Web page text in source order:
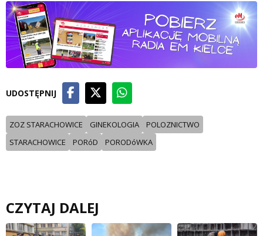
UDOSTĘPNIJ
ZOZ STARACHOWICE GINEKOLOGIA
POLOZNICTWO
STARACHOWICE
PORóD PORODóWKA
CZYTAJ DALEJ